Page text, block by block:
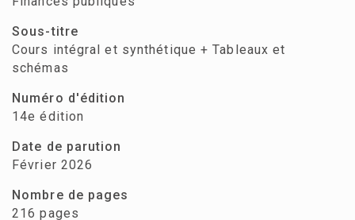
Sous-titre
Cours intégral et synthétique + Tableaux et
schémas
Numéro d'édition
14e édition
Date de parution
Février 2026
Nombre de pages
216 pages